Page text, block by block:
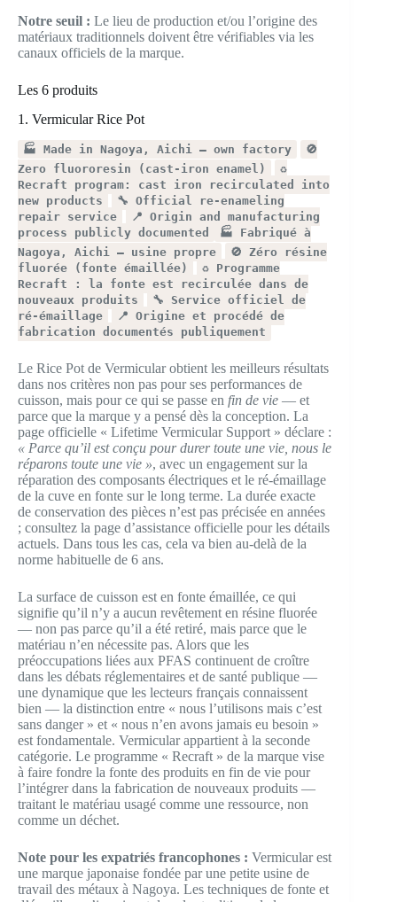
Notre seuil : Le lieu de production et/ou l’origine des
matériaux traditionnels doivent être vérifiables via les
canaux officiels de la marque.
Les 6 produits
1. Vermicular Rice Pot
🏭 Made in Nagoya, Aichi — own factory
🚫
Zero fluororesin (cast-iron enamel)
♻️
Recraft program: cast iron recirculated into
new products
🔧 Official re-enameling
repair service
📍 Origin and manufacturing
process publicly documented
🏭 Fabriqué à
Nagoya, Aichi — usine propre
🚫 Zéro résine
fluorée (fonte émaillée)
♻️ Programme
Recraft : la fonte est recirculée dans de
nouveaux produits
🔧 Service officiel de
ré-émaillage
📍 Origine et procédé de
fabrication documentés publiquement
Le Rice Pot de Vermicular obtient les meilleurs résultats
dans nos critères non pas pour ses performances de
cuisson, mais pour ce qui se passe en fin de vie — et
parce que la marque y a pensé dès la conception. La
page officielle « Lifetime Vermicular Support » déclare :
« Parce qu’il est conçu pour durer toute une vie, nous le
réparons toute une vie », avec un engagement sur la
réparation des composants électriques et le ré-émaillage
de la cuve en fonte sur le long terme. La durée exacte
de conservation des pièces n’est pas précisée en années
; consultez la page d’assistance officielle pour les détails
actuels. Dans tous les cas, cela va bien au-delà de la
norme habituelle de 6 ans.
La surface de cuisson est en fonte émaillée, ce qui
signifie qu’il n’y a aucun revêtement en résine fluorée
— non pas parce qu’il a été retiré, mais parce que le
matériau n’en nécessite pas. Alors que les
préoccupations liées aux PFAS continuent de croître
dans les débats réglementaires et de santé publique —
une dynamique que les lecteurs français connaissent
bien — la distinction entre « nous l’utilisons mais c’est
sans danger » et « nous n’en avons jamais eu besoin »
est fondamentale. Vermicular appartient à la seconde
catégorie. Le programme « Recraft » de la marque vise
à faire fondre la fonte des produits en fin de vie pour
l’intégrer dans la fabrication de nouveaux produits —
traitant le matériau usagé comme une ressource, non
comme un déchet.
Note pour les expatriés francophones : Vermicular est
une marque japonaise fondée par une petite usine de
travail des métaux à Nagoya. Les techniques de fonte et